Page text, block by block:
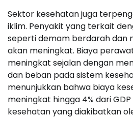
Sektor kesehatan juga
iklim. Penyakit yang terkait
seperti demam berdarah dan
akan meningkat. Biaya
meningkat sejalan dengan
dan beban pada sistem
menunjukkan bahwa biaya
meningkat hingga 4% dari
kesehatan yang diakibatkan